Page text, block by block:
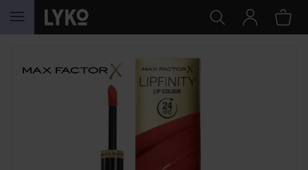
HOPPA TILL INNEHÅLLET
HOPPA ÖVER SEKTIONEN